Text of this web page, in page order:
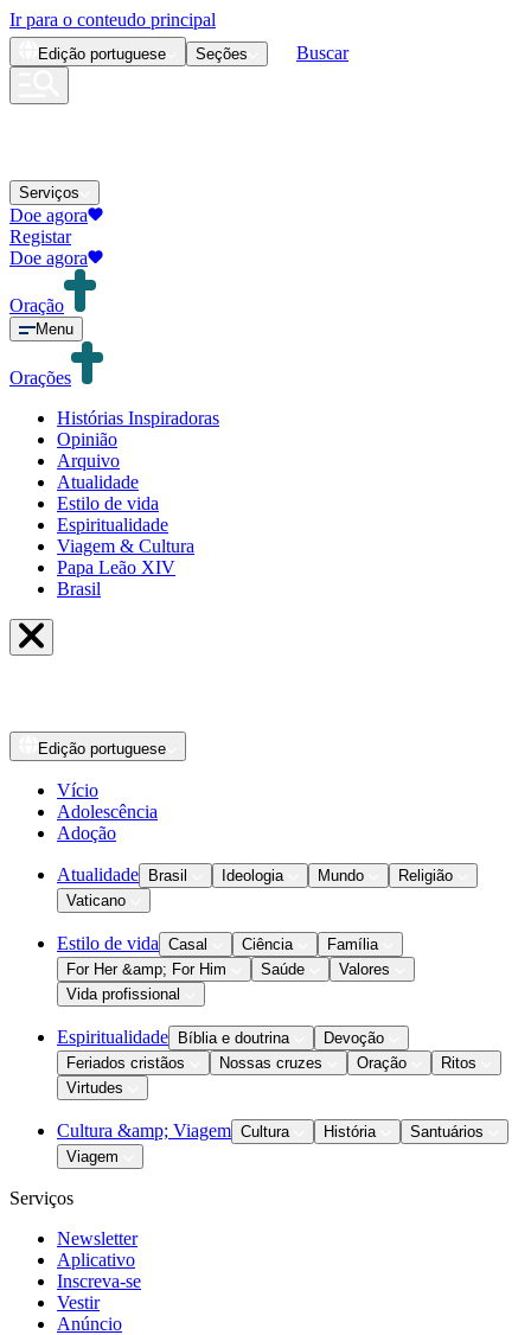
Ir para o conteudo principal
Edição portuguese Seções Buscar
Serviços
Doe agora
Registar
Doe agora
Oração
Menu
Orações
Histórias Inspiradoras
Opinião
Arquivo
Atualidade
Estilo de vida
Espiritualidade
Viagem & Cultura
Papa Leão XIV
Brasil
Edição portuguese
Vício
Adolescência
Adoção
Atualidade Brasil Ideologia Mundo
Religião
Vaticano
Estilo de vida Casal Ciência
Família
For Her &amp; For Him
Saúde
Valores
Vida profissional
Espiritualidade Bíblia e doutrina
Devoção
Feriados cristãos
Nossas cruzes Oração
Ritos
Virtudes
Cultura &amp; Viagem Cultura História
Santuários
Viagem
Serviços
Newsletter
Aplicativo
Inscreva-se
Vestir
Anúncio